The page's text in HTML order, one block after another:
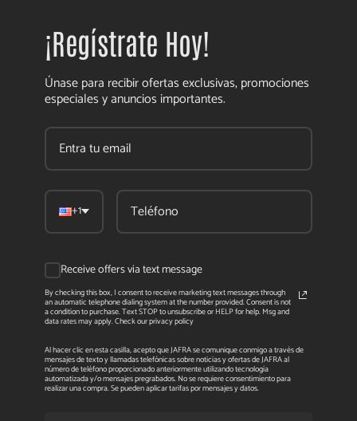
¡Regístrate Hoy!
Únase para recibir ofertas exclusivas, promociones
especiales y anuncios importantes.
+1
Receive offers via text message
By checking this box, I consent to receive marketing text messages through
an automatic telephone dialing system at the number provided. Consent is not
a condition to purchase. Text STOP to unsubscribe or HELP for help. Msg and
data rates may apply. Check our privacy policy
Al hacer clic en esta casilla, acepto que JAFRA se comunique conmigo a través de
mensajes de texto y llamadas telefónicas sobre noticias y ofertas de JAFRA al
número de teléfono proporcionado anteriormente utilizando tecnología
automatizada y/o mensajes pregrabados. No se requiere consentimiento para
realizar una compra. Se pueden aplicar tarifas por mensajes y datos.